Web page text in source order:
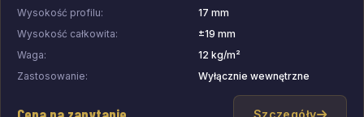
Wysokość profilu:
17 mm
Wysokość całkowita:
±19 mm
Waga:
12 kg/m²
Zastosowanie:
Wyłącznie wewnętrzne
Szczegóły